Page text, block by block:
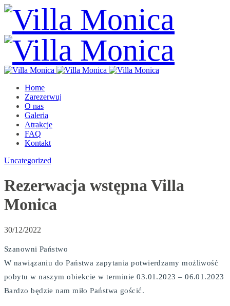
Home
Zarezerwuj
O nas
Galeria
Atrakcje
FAQ
Kontakt
Uncategorized
Rezerwacja wstępna Villa
Monica
30/12/2022
Szanowni Państwo
W nawiązaniu do Państwa zapytania potwierdzamy możliwość
pobytu w naszym obiekcie w terminie 03.01.2023 – 06.01.2023
Bardzo będzie nam miło Państwa gościć.